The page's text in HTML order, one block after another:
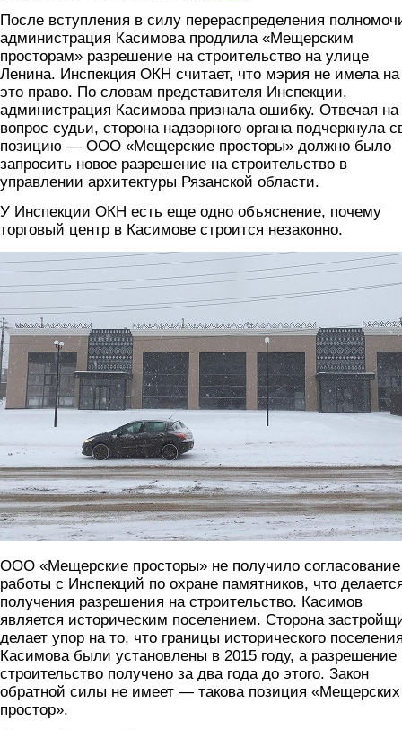
После вступления в силу перераспределения
администрация Касимова продлила «Мещерским
просторам» разрешение на строительство на улице
Ленина. Инспекция ОКН считает, что мэрия не имела на
это право. По словам представителя Инспекции,
администрация Касимова признала ошибку. Отвечая на
вопрос судьи, сторона надзорного органа подчеркнула
позицию — ООО «Мещерские просторы» должно было
запросить новое разрешение на строительство в
управлении архитектуры Рязанской области.
У Инспекции ОКН есть еще одно объяснение, почему
торговый центр в Касимове строится незаконно.
tc2.jpg
ООО «Мещерские просторы» не получило
работы с Инспекций по охране памятников, что
получения разрешения на строительство. Касимов
является историческим поселением. Сторона
делает упор на то, что границы исторического
Касимова были установлены в 2015 году, а разрешение
строительство получено за два года до этого. Закон
обратной силы не имеет — такова позиция «Мещерских
простор».